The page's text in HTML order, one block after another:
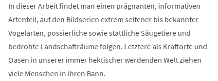
In dieser Arbeit findet man einen prägnanten, informativen
Artenteil, auf den Bildserien extrem seltener bis bekannter
Vogelarten, possierliche sowie stattliche Säugetiere und
bedrohte Landschafträume folgen. Letztere als Kraftorte und
Oasen in unserer immer hektischer werdenden Welt ziehen
viele Menschen in ihren Bann.